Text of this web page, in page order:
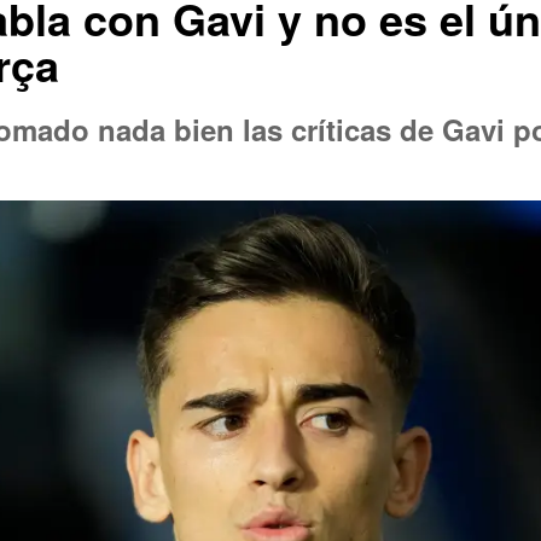
con Gavi y no es el
nada bien las críticas de Gavi